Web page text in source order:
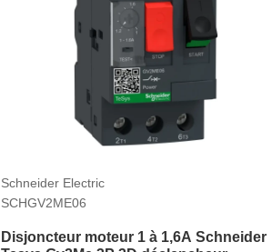
Schneider Electric
SCHGV2ME06
Disjoncteur moteur 1 à 1,6A Schneider